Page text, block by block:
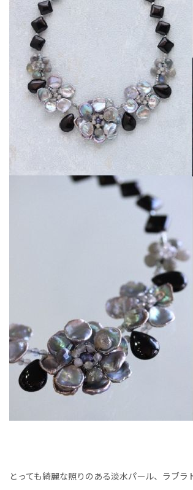
とっても綺麗な照りのある淡水パール、ラブ